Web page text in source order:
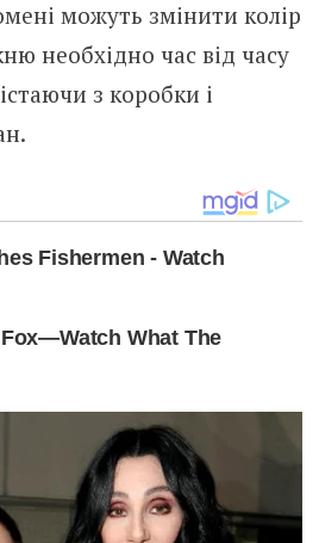
можуть змінити колір
необхідно час від часу
з коробки і